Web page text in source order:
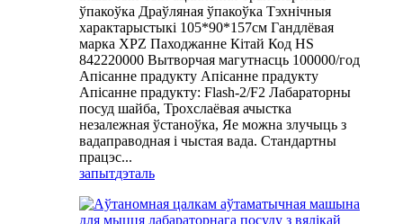
ўпакоўка Драўляная ўпакоўка Тэхнічныя
характарыстыкі 105*90*157см Гандлёвая
марка XPZ Паходжанне Кітай Код HS
842220000 Вытворчая магутнасць 100000/год
Апісанне прадукту Апісанне прадукту
Апісанне прадукту: Flash-2/F2 Лабараторны
посуд шайба, Трохслаёвая ачыстка
незалежная ўстаноўка, Яе можна злучыць з
вадаправодная і чыстая вада. Стандартны
працэс...
запытдэталь